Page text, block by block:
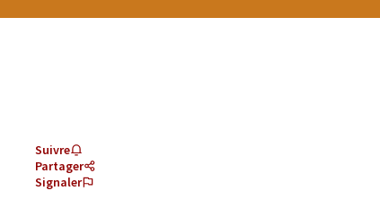
Suivre
Partager
Signaler